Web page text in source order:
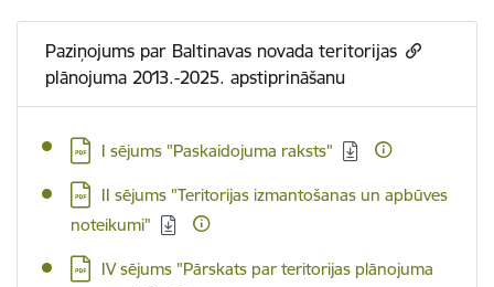
Paziņojums par Baltinavas novada teritorijas
plānojuma 2013.-2025. apstiprināšanu
Lejupielādēt:
I sējums "Paskaidojuma raksts"
Lejupielādēt:
II sējums "Teritorijas izmantošanas un apbūves
noteikumi"
Lejupielādēt:
IV sējums "Pārskats par teritorijas plānojuma